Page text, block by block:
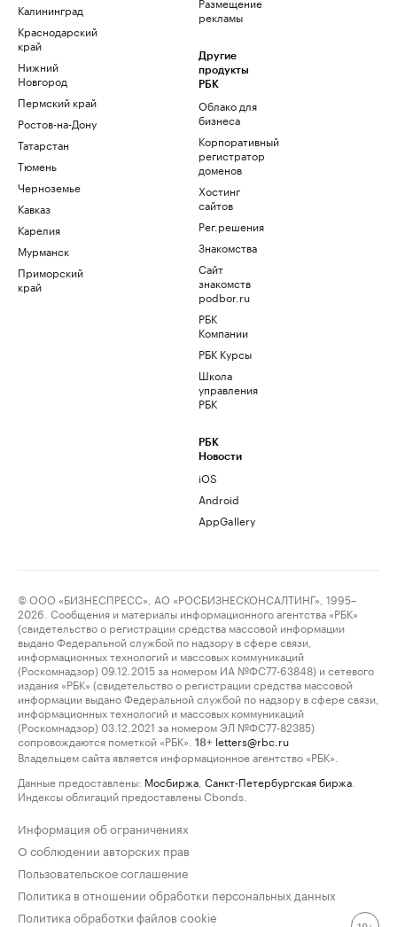
Калининград
Краснодарский
край
Нижний
Новгород
Пермский край
Ростов-на-Дону
Татарстан
Тюмень
Черноземье
Кавказ
Карелия
Мурманск
Приморский
край
рекламы
Другие
продукты
РБК
Облако для
бизнеса
Корпоративный
регистратор
доменов
Хостинг
сайтов
Рег.решения
Знакомства
Сайт
знакомств
podbor.ru
РБК
Компании
РБК Курсы
Школа
управления
РБК
РБК
Новости
iOS
Android
AppGallery
© ООО «БИЗНЕСПРЕСС», АО «РОСБИЗНЕСКОНСАЛТИНГ», 1995–
2026. Сообщения и материалы информационного агентства «РБК»
(свидетельство о регистрации средства массовой информации
выдано Федеральной службой по надзору в сфере связи,
информационных технологий и массовых коммуникаций
(Роскомнадзор) 09.12.2015 за номером ИА №ФС77-63848) и сетевого
издания «РБК» (свидетельство о регистрации средства массовой
информации выдано Федеральной службой по надзору в сфере связи,
информационных технологий и массовых коммуникаций
(Роскомнадзор) 03.12.2021 за номером ЭЛ №ФС77-82385)
сопровождаются пометкой «РБК».
18+ letters@rbc.ru
Владельцем сайта является информационное агентство «РБК».
Данные предоставлены: Мосбиржа Санкт-Петербургская биржа
Индексы облигаций предоставлены Cbonds.
Информация об ограничениях
О соблюдении авторских прав
Пользовательское соглашение
Политика в отношении обработки персональных данных
Политика обработки файлов cookie